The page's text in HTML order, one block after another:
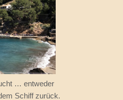
… entweder
Schiff zurück.